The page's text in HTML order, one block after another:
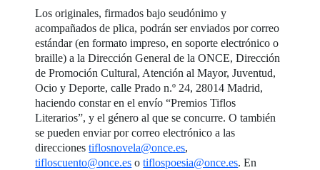
Los originales, firmados bajo seudónimo y
acompañados de plica, podrán ser enviados por correo
estándar (en formato impreso, en soporte electrónico o
braille) a la Dirección General de la ONCE, Dirección
de Promoción Cultural, Atención al Mayor, Juventud,
Ocio y Deporte, calle Prado n.º 24, 28014 Madrid,
haciendo constar en el envío “Premios Tiflos
Literarios”, y el género al que se concurre. O también
se pueden enviar por correo electrónico a las
direccionestiflosnovela@once.es,
tifloscuento@once.es otiflospoesia@once.es. En